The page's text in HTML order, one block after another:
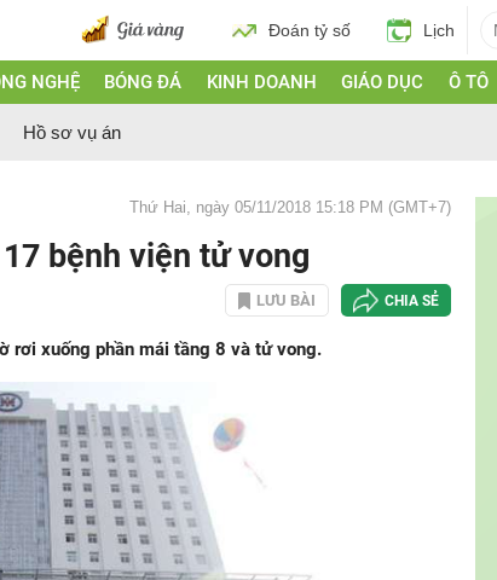
Đoán tỷ số Lịch
NGHỆ BÓNG ĐÁ KINH DOANH GIÁO DỤC Ô TÔ
Hồ sơ vụ án
Thứ Hai, ngày 05/11/2018 15:18 PM (GMT+7)
bệnh viện tử vong
LƯU BÀI CHIA SẺ
rơi xuống phần mái tầng 8 và tử vong.